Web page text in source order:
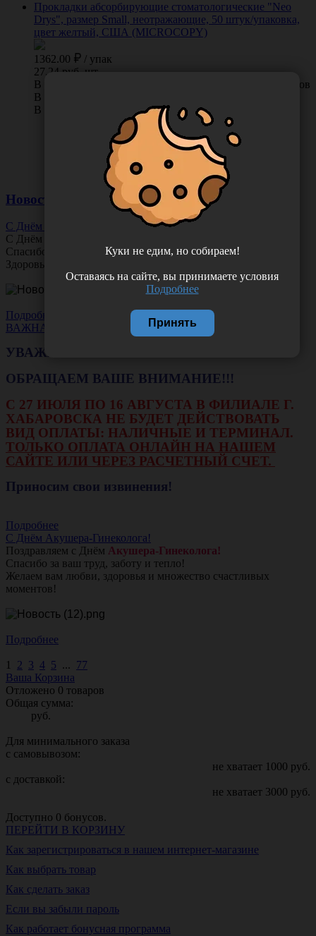
Прокладки абсорбирующие стоматологические "Neo
Drys", размер Small, неотражающие, 50 штук/упаковка,
цвет желтый, США (MICROCOPY)
1362.00 / упак
27.24 руб. шт
0 отзывов
В КОРЗИНУ
В наличии во Владивостоке 15 упак.
В наличии в Хабаровске 0 упак.
Новости
С Днём Офтальмолога!
С Днём
Спасибо за ясное зрение и заботу о пациентах.
Здоровья вам и новых профессиональных побед!
Подробнее
ВАЖНАЯ НОВОСТЬ
УВАЖАЕМЫЕ КЛИЕНТЫ!
ОБРАЩАЕМ ВАШЕ ВНИМАНИЕ!!!
С 27 ИЮЛЯ ПО 16 АВГУСТА В ФИЛИАЛЕ Г.
ХАБАРОВСКА НЕ БУДЕТ ДЕЙСТВОВАТЬ
ВИД ОПЛАТЫ: НАЛИЧНЫЕ И ТЕРМИНАЛ.
ТОЛЬКО ОПЛАТА ОНЛАЙН НА НАШЕМ
САЙТЕ ИЛИ ЧЕРЕЗ РАСЧЕТНЫЙ СЧЕТ.
Приносим свои извинения!
Подробнее
С Днём Акушера-Гинеколога!
Поздравляем с Днём Акушера-Гинеколога!
Спасибо за ваш труд, заботу и тепло!
Желаем вам любви, здоровья и множество счастливых
моментов!
Подробнее
1 2 3 4 5 ... 77
Ваша Корзина
Отложено 0 товаров
Общая сумма:
руб.
Для минимального заказа
с самовывозом:
не хватает 1000 руб.
с доставкой:
не хватает 3000 руб.
Доступно 0 бонусов.
ПЕРЕЙТИ В КОРЗИНУ
Как зарегистрироваться в нашем интернет-магазине
Как выбрать товар
Как сделать заказ
Если вы забыли пароль
Как работает бонусная программа
Куки не едим, но собираем!
Оставаясь на сайте, вы принимаете условия
Подробнее
Принять